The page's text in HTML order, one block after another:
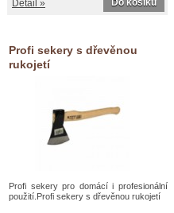
Detail »
Profi sekery s dřevěnou
rukojetí
Profi sekery pro domácí i profesionální
použití.Profi sekery s dřevěnou rukojetí